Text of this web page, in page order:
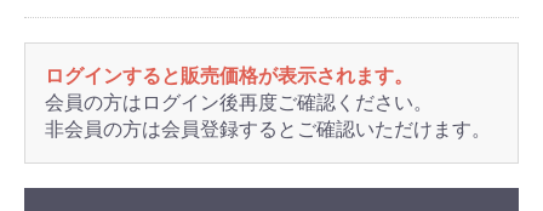
ログインすると販売価格が表示されます。
会員の方はログイン後再度ご確認ください。
非会員の方は会員登録するとご確認いただけます。